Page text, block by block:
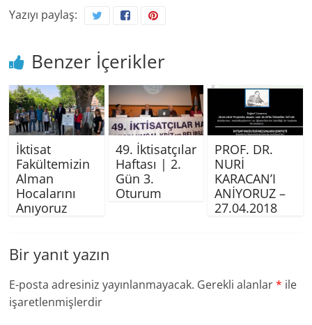
Yazıyı paylaş:
Benzer İçerikler
İktisat
Fakültemizin
Alman
Hocalarını
Anıyoruz
49. İktisatçılar
Haftası | 2.
Gün 3.
Oturum
PROF. DR.
NURİ
KARACAN’I
ANİYORUZ –
27.04.2018
Bir yanıt yazın
E-posta adresiniz yayınlanmayacak. Gerekli alanlar* ile
işaretlenmişlerdir